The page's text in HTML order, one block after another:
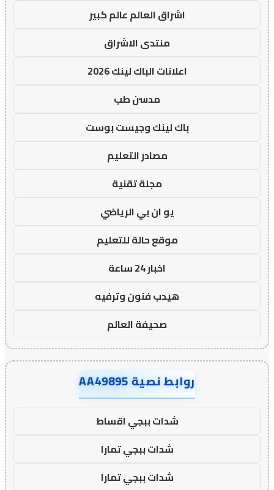
اشراق العالم عالم كبير
منتدى الاشراق
اعلانات الباك لينك 2026
مدسن طب
باك لينك وجيست بوست
مصادر التعليم
مجلة تقنية
يو ان بي الرياضي
موقع حالة للتعليم
اخبار 24 ساعة
هيدب فنون وترفيه
صحيفة العالم
روابط نصية AA49895
شدات ببجي اقساط
شدات ببجي تمارا
شدات ببجي تمارا